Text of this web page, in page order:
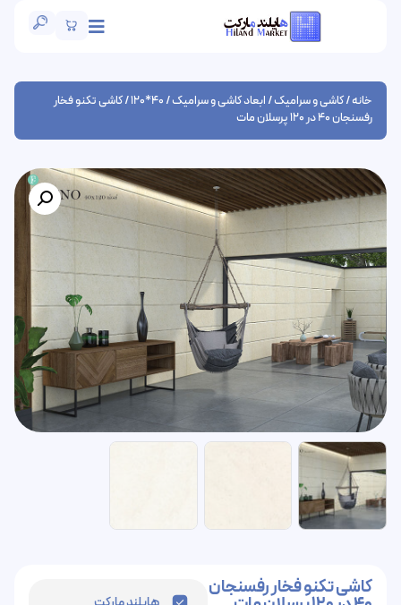
خانه/کاشی و سرامیک/ابعاد کاشی و سرامیک/
40*120
/ کاشی تکنو فخار
رفسنجان 40 در 120 پرسلان مات
کاشی تکنو فخار رفسنجان